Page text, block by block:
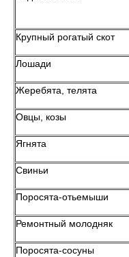
Крупный рогатый скот
Лошади
Жеребята, телята
Овцы, козы
Ягнята
Свиньи
Поросята-отьемыши
Ремонтный молодняк
Поросята-сосуны